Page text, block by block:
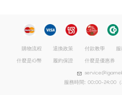
購物流程 退換政策 付款教學
什麼是iG幣
履約保證 什麼是優惠券
服務時間: 00:00-24:00（